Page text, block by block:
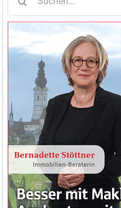
nach: